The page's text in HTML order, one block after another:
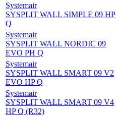
Systemair
SYSPLIT WALL SIMPLE 09 HP
Q
Systemair
SYSPLIT WALL NORDIC 09
EVO PH Q
Systemair
SYSPLIT WALL SMART 09 V2
EVO HP Q
Systemair
SYSPLIT WALL SMART 09 V4
HP Q (R32)